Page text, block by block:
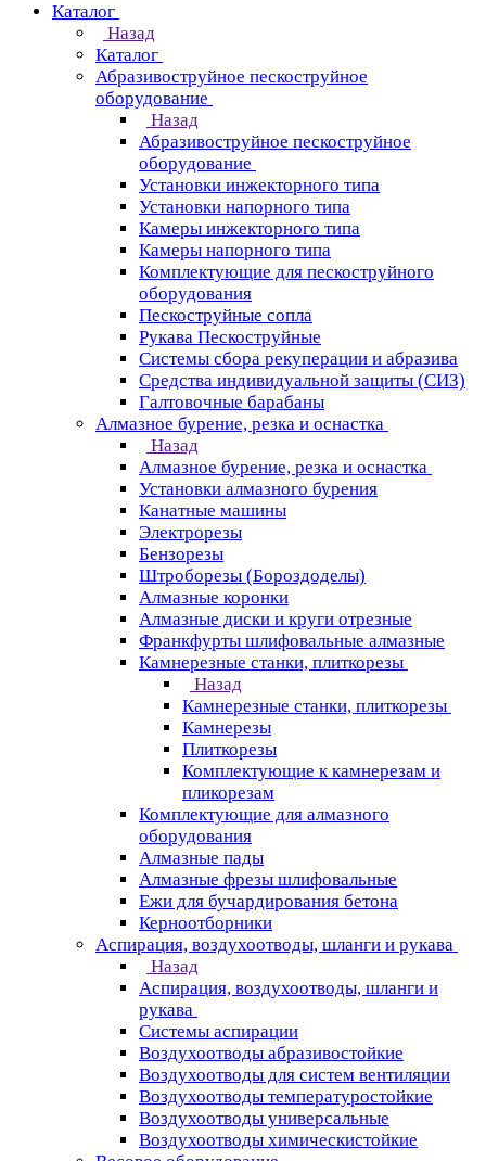
Каталог
Назад
Каталог
Абразивоструйное пескоструйное
оборудование
Назад
Абразивоструйное пескоструйное
оборудование
Установки инжекторного типа
Установки напорного типа
Камеры инжекторного типа
Камеры напорного типа
Комплектующие для пескоструйного
оборудования
Пескоструйные сопла
Рукава Пескоструйные
Системы сбора рекуперации и абразива
Средства индивидуальной защиты (СИЗ)
Галтовочные барабаны
Алмазное бурение, резка и оснастка
Назад
Алмазное бурение, резка и оснастка
Установки алмазного бурения
Канатные машины
Электрорезы
Бензорезы
Штроборезы (Бороздоделы)
Алмазные коронки
Алмазные диски и круги отрезные
Франкфурты шлифовальные алмазные
Камнерезные станки, плиткорезы
Назад
Камнерезные станки, плиткорезы
Камнерезы
Плиткорезы
Комплектующие к камнерезам и
пликорезам
Комплектующие для алмазного
оборудования
Алмазные пады
Алмазные фрезы шлифовальные
Ежи для бучардирования бетона
Керноотборники
Аспирация, воздухоотводы, шланги и рукава
Назад
Аспирация, воздухоотводы, шланги и
рукава
Системы аспирации
Воздухоотводы абразивостойкие
Воздухоотводы для систем вентиляции
Воздухоотводы температуростойкие
Воздухоотводы универсальные
Воздухоотводы химическистойкие